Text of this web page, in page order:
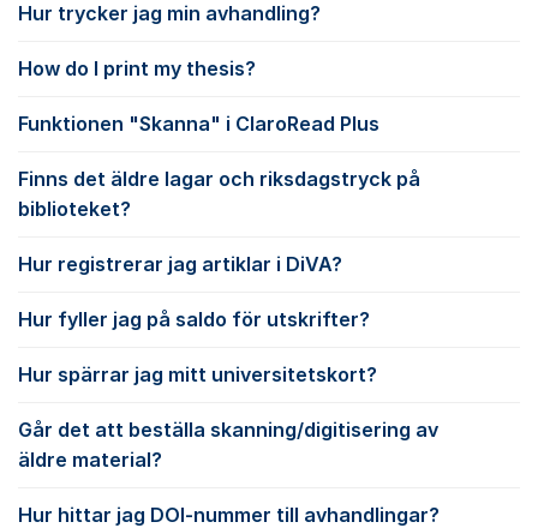
Hur trycker jag min avhandling?
How do I print my thesis?
Funktionen "Skanna" i ClaroRead Plus
Finns det äldre lagar och riksdagstryck på
biblioteket?
Hur registrerar jag artiklar i DiVA?
Hur fyller jag på saldo för utskrifter?
Hur spärrar jag mitt universitetskort?
Går det att beställa skanning/digitisering av
äldre material?
Hur hittar jag DOI-nummer till avhandlingar?